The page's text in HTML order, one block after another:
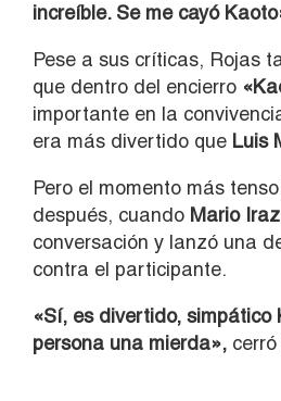
increíble. Se me cayó
Pese a sus críticas, Rojas
que dentro del encierro
importante en la
era más divertido que Luis
Pero el momento más
después, cuando Mario
conversación y lanzó una
contra el participante.
«Sí, es divertido, simpático
persona una mierda»,